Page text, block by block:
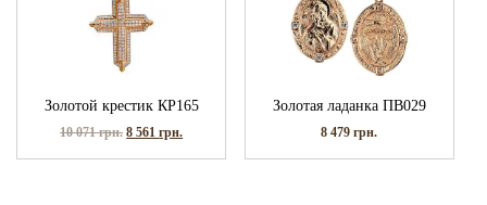
Золотой крестик КР165
10 071грн. 8 561грн.
Золотая ладанка ПВ029
8 479грн.